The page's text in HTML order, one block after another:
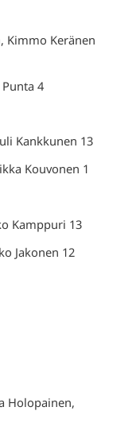
Kimmo Keränen
4
Kankkunen 13
Kouvonen 1
Kamppuri 13
Jakonen 12
Holopainen,